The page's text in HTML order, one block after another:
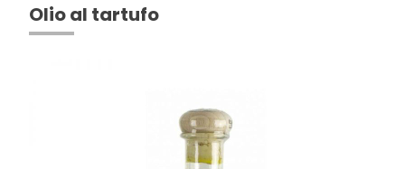
Olio al tartufo